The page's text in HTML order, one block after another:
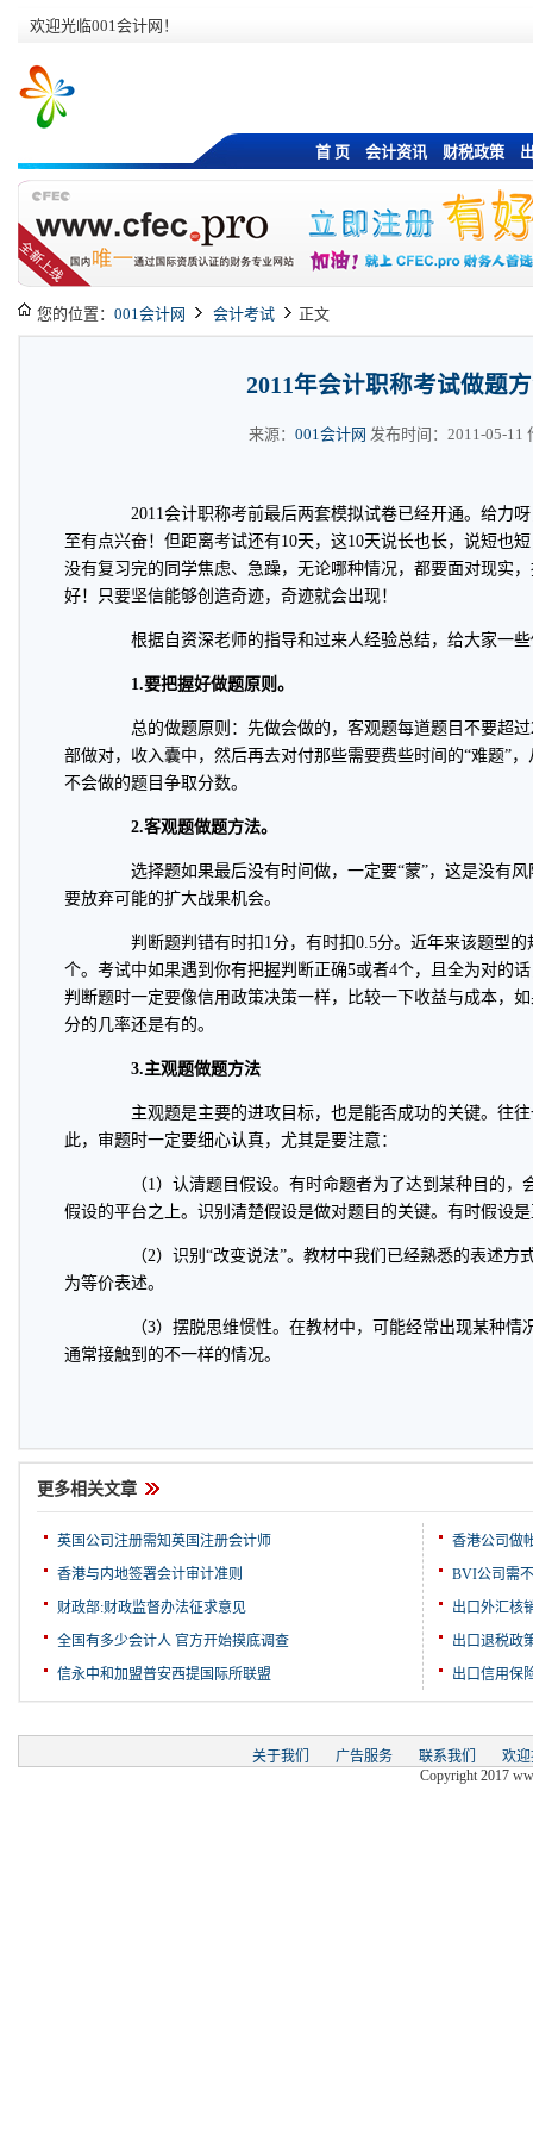
欢迎光临001会计网！
首 页 会计资讯 财税政策
您的位置： 001会计网 会计考试 正文
2011年会计职称考试做题
来源： 001会计网 发布时间：2011-05-11
2011会计职称考前最后两套模拟试卷已经开通。给力
至有点兴奋！但距离考试还有10天，这10天说长也长，说短也
没有复习完的同学焦虑、急躁，无论哪种情况，都要面对现实
好！只要坚信能够创造奇迹，奇迹就会出现！
根据自资深老师的指导和过来人经验总结，给大家一些
1.要把握好做题原则。
总的做题原则：先做会做的，客观题每道题目不要超过
部做对，收入囊中，然后再去对付那些需要费些时间的“难题”
不会做的题目争取分数。
2.客观题做题方法。
选择题如果最后没有时间做，一定要“蒙”，这是没有风
要放弃可能的扩大战果机会。
判断题判错有时扣1分，有时扣0.5分。近年来该题型的
个。考试中如果遇到你有把握判断正确5或者4个，且全为对的
判断题时一定要像信用政策决策一样，比较一下收益与成本，
分的几率还是有的。
3.主观题做题方法
主观题是主要的进攻目标，也是能否成功的关键。往往
此，审题时一定要细心认真，尤其是要注意：
（1）认清题目假设。有时命题者为了达到某种目的，
假设的平台之上。识别清楚假设是做对题目的关键。有时假设
（2）识别“改变说法”。教材中我们已经熟悉的表述方
为等价表述。
（3）摆脱思维惯性。在教材中，可能经常出现某种情
通常接触到的不一样的情况。
更多相关文章
英国公司注册需知英国注册会计师
香港与内地签署会计审计准则
财政部:财政监督办法征求意见
全国有多少会计人 官方开始摸底调查
信永中和加盟普安西提国际所联盟
香港公司做
BVI公司需
出口外汇核
出口退税政
出口信用保
关于我们 广告服务 联系我们
欢
Copyright 2017